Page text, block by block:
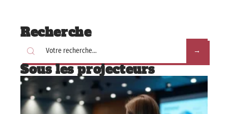
Recherche
Sous les projecteurs